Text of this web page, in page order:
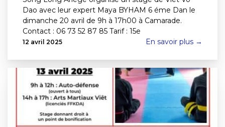
Dao avec leur expert Maya BYHAM 6 éme Dan le
dimanche 20 avril de 9h à 17h00 à Camarade.
Contact : 06 73 52 87 85 Tarif : 15e
12 avril 2025 En savoir plus →